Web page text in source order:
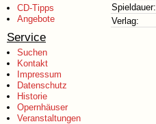
CD-Tipps
Angebote
Service
Suchen
Kontakt
Impressum
Datenschutz
Historie
Opernhäuser
Veranstaltungen
Spieldauer:
Verlag: